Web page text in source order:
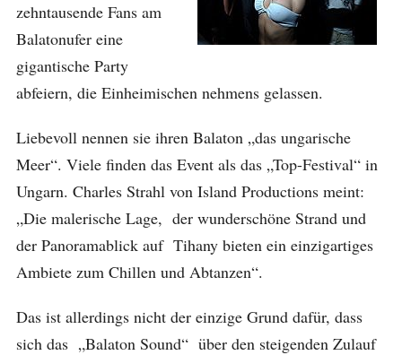
zehntausende Fans am
Balatonufer eine
gigantische Party
abfeiern, die Einheimischen nehmens gelassen.
Liebevoll nennen sie ihren Balaton „das ungarische
Meer“. Viele finden das Event als das „Top-Festival“ in
Ungarn. Charles Strahl von Island Productions meint:
„Die malerische Lage, der wunderschöne Strand und
der Panoramablick auf Tihany bieten ein einzigartiges
Ambiete zum Chillen und Abtanzen“.
Das ist allerdings nicht der einzige Grund dafür, dass
sich das „Balaton Sound“ über den steigenden Zulauf